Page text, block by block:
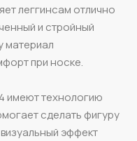
леггинсам отлично
и стройный
материал
при носке.
имеют технологию
сделать фигуру
эффект